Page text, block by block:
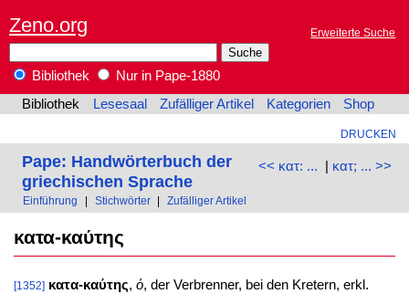
Zeno.org Erweiterte Suche
Bibliothek
Nur in Pape-1880
Bibliothek
Lesesaal Zufälliger Artikel Kategorien Shop
DRUCKEN
<< κατ: ... | κατ; ... >>
Pape: Handwörterbuch der
griechischen Sprache
Einführung Stichwörter Zufälliger Artikel
κατα-καύτης
[1352] κατα-καύτης, ὁ, der Verbrenner, bei den Kretern, erkl.